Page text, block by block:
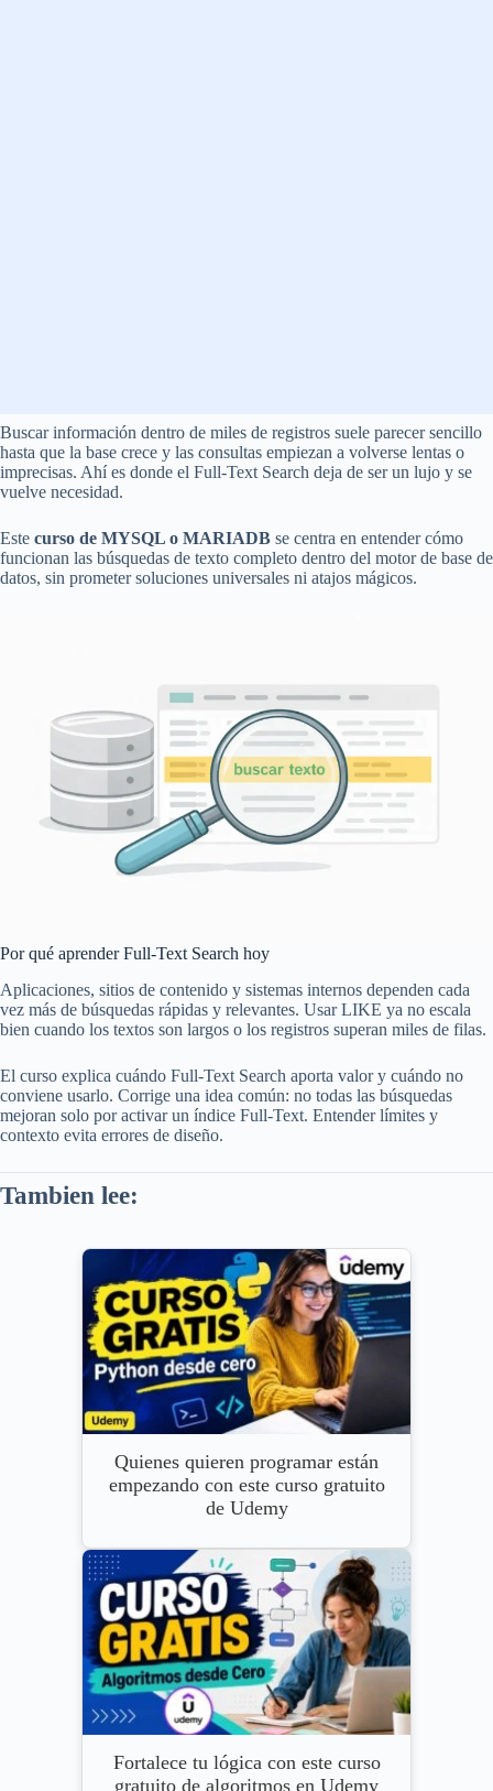
Buscar información dentro de miles de registros suele parecer sencillo
hasta que la base crece y las consultas empiezan a volverse lentas o
imprecisas. Ahí es donde el Full-Text Search deja de ser un lujo y se
vuelve necesidad.
Este curso de MYSQL o MARIADB se centra en entender cómo
funcionan las búsquedas de texto completo dentro del motor de base de
datos, sin prometer soluciones universales ni atajos mágicos.
Por qué aprender Full-Text Search hoy
Aplicaciones, sitios de contenido y sistemas internos dependen cada
vez más de búsquedas rápidas y relevantes. Usar LIKE ya no escala
bien cuando los textos son largos o los registros superan miles de filas.
El curso explica cuándo Full-Text Search aporta valor y cuándo no
conviene usarlo. Corrige una idea común: no todas las búsquedas
mejoran solo por activar un índice Full-Text. Entender límites y
contexto evita errores de diseño.
Tambien lee:
Quienes quieren programar están
empezando con este curso gratuito
de Udemy
Fortalece tu lógica con este curso
gratuito de algoritmos en Udemy